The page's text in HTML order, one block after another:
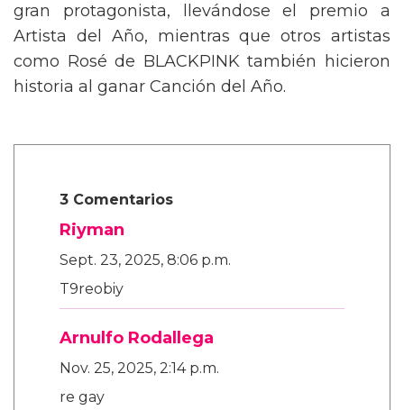
gran protagonista, llevándose el premio a
Artista del Año, mientras que otros artistas
como Rosé de BLACKPINK también hicieron
historia al ganar Canción del Año.
3 Comentarios
Riyman
Sept. 23, 2025, 8:06 p.m.
T9reobiy
Arnulfo Rodallega
Nov. 25, 2025, 2:14 p.m.
re gay